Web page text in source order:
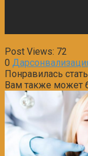
Post Views: 72
0
Понравилась
Вам также может